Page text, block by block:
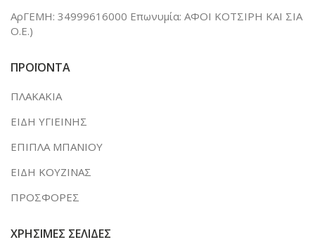
ΑρΓΕΜΗ: 34999616000 Επωνυμία: ΑΦΟΙ ΚΟΤΣΙΡΗ ΚΑΙ ΣΙΑ
Ο.Ε.)
ΠΡΟΪΟΝΤΑ
ΠΛΑΚΑΚΙΑ
ΕΙΔΗ ΥΓΙΕΙΝΗΣ
ΕΠΙΠΛΑ ΜΠΑΝΙΟΥ
ΕΙΔΗ ΚΟΥΖΙΝΑΣ
ΠΡΟΣΦΟΡΕΣ
ΧΡΗΣΙΜΕΣ ΣΕΛΙΔΕΣ